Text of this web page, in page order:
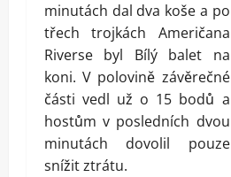
minutách dal dva koše a po
třech trojkách Američana
Riverse byl Bílý balet na
koni. V polovině závěrečné
části vedl už o 15 bodů a
hostům v posledních dvou
minutách dovolil pouze
snížit ztrátu.